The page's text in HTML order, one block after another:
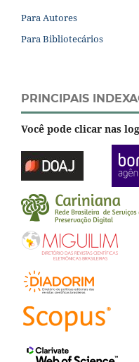
Para Autores
Para Bibliotecários
PRINCIPAIS
Você pode clicar nas